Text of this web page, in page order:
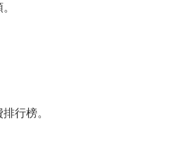
行榜。